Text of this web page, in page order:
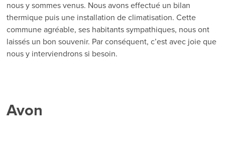
nous y sommes venus. Nous avons effectué un bilan
thermique puis une installation de climatisation. Cette
commune agréable, ses habitants sympathiques, nous ont
laissés un bon souvenir. Par conséquent, c’est avec joie que
nous y interviendrons si besoin.
Avon